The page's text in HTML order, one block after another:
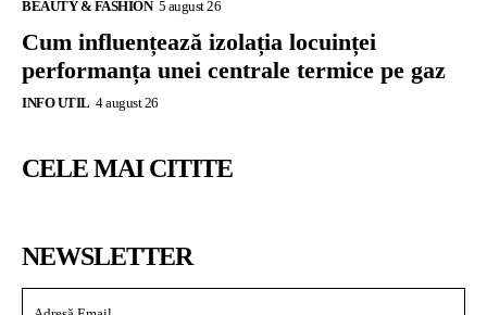
BEAUTY & FASHION 5 august 26
Cum influențează izolația locuinței
performanța unei centrale termice pe gaz
INFO UTIL 4 august 26
CELE MAI CITITE
NEWSLETTER